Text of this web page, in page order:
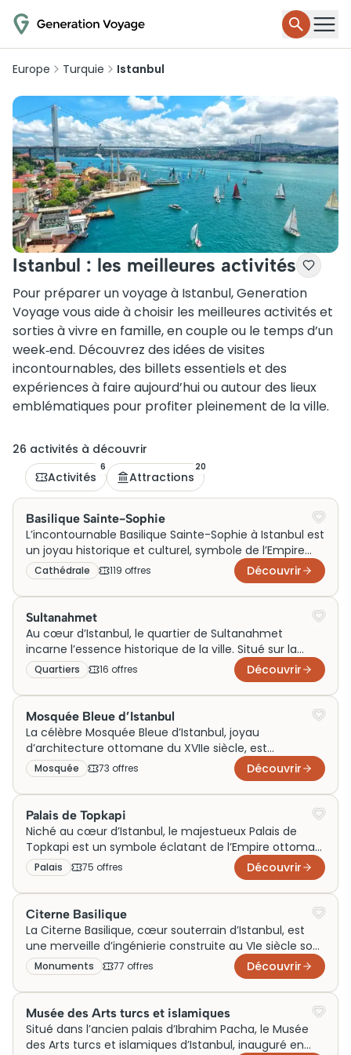
Europe Turquie Istanbul
Istanbul : les meilleures activités
Pour préparer un voyage à Istanbul, Generation
Voyage vous aide à choisir les meilleures activités et
sorties à vivre en famille, en couple ou le temps d’un
week‑end. Découvrez des idées de visites
incontournables, des billets essentiels et des
expériences à faire aujourd’hui ou autour des lieux
emblématiques pour profiter pleinement de la ville.
26 activités à découvrir
Activités
6
Attractions
20
Basilique Sainte-Sophie
L’incontournable Basilique Sainte-Sophie à Istanbul est
un joyau historique et culturel, symbole de l’Empire
byzantin. Chef-d’œuvre architectural, elle marie une
impressionnante coupole et des mosaïques
fascinantes. Initialement basilique chrétienne, puis
mosquée, elle était un musée jusqu’en 2020, avant de
redevenir officiellement une mosquée. Elle attire des
milliers de visiteurs chaque année. Réservez vos billets
à l’avance pour profiter pleinement de votre visite et
plonger dans l’histoire fascinante de ce monument
emblématique.
Cathédrale 119 offres Découvrir
Sultanahmet
Au cœur d’Istanbul, le quartier de Sultanahmet
incarne l’essence historique de la ville. Situé sur la
péninsule de la vieille ville, il est bordé par le Bosphore
et la mer de Marmara. Iconique pour ses monuments
emblématiques comme la Mosquée Bleue et Sainte-
Sophie, Sultanahmet s’adresse aux amateurs
d’histoire et de culture. Ce quartier offre une
ambiance captivante, idéale pour des visites
enrichissantes, attirant voyageurs curieux et
passionnés d’architecture.
Quartiers 16 offres Découvrir
Mosquée Bleue d’Istanbul
La célèbre Mosquée Bleue d’Istanbul, joyau
d’architecture ottomane du XVIIe siècle, est
incontournable pour toute visite de la ville. Célèbre
pour ses six minarets et ses milliers de carreaux en
céramique bleue, elle incarne l’harmonie entre l’art et
la spiritualité. Initialement, elle servait de lieu de culte
impérial et reste active pour les prières. Aujourd’hui,
l’achat de billets permet aux visiteurs d’explorer ce
monument historique très prisé des touristes.
Mosquée 73 offres Découvrir
Palais de Topkapi
Niché au cœur d’Istanbul, le majestueux Palais de
Topkapi est un symbole éclatant de l’Empire ottoman.
Construit au 15e siècle, il servait de résidence
impériale et centre administratif des sultans.
Aujourd’hui, sa splendeur architecturale attire une
multitude de visiteurs chaque année. Son rôle culturel
en fait une attraction incontournable pour quiconque
explore Istanbul.
Palais 75 offres Découvrir
Citerne Basilique
La Citerne Basilique, cœur souterrain d’Istanbul, est
une merveille d’ingénierie construite au VIe siècle sous
Justinien Ier. Initialement conçue pour alimenter la
ville en eau, cette structure impose par ses colonnes
majestueuses et ses têtes de Méduse intrigantes. Elle
attire aujourd’hui des milliers de visiteurs curieux de
son histoire fascinante. Achetez vos billets pour une
visite immersive et plongez dans l’atmosphère
Monuments 77 offres Découvrir
Musée des Arts turcs et islamiques
Situé dans l’ancien palais d’Ibrahim Pacha, le Musée
des Arts turcs et islamiques d’Istanbul, inauguré en